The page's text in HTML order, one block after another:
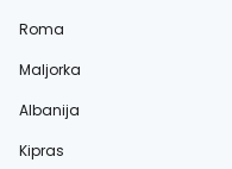
Roma
Maljorka
Albanija
Kipras